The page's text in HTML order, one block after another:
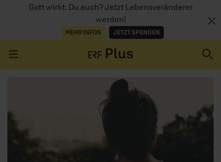
Gott wirkt. Du auch? Jetzt Lebensveränderer
werden!
MEHR INFOS JETZT SPENDEN
ERZÄHL MAL
AUDIOTHEK